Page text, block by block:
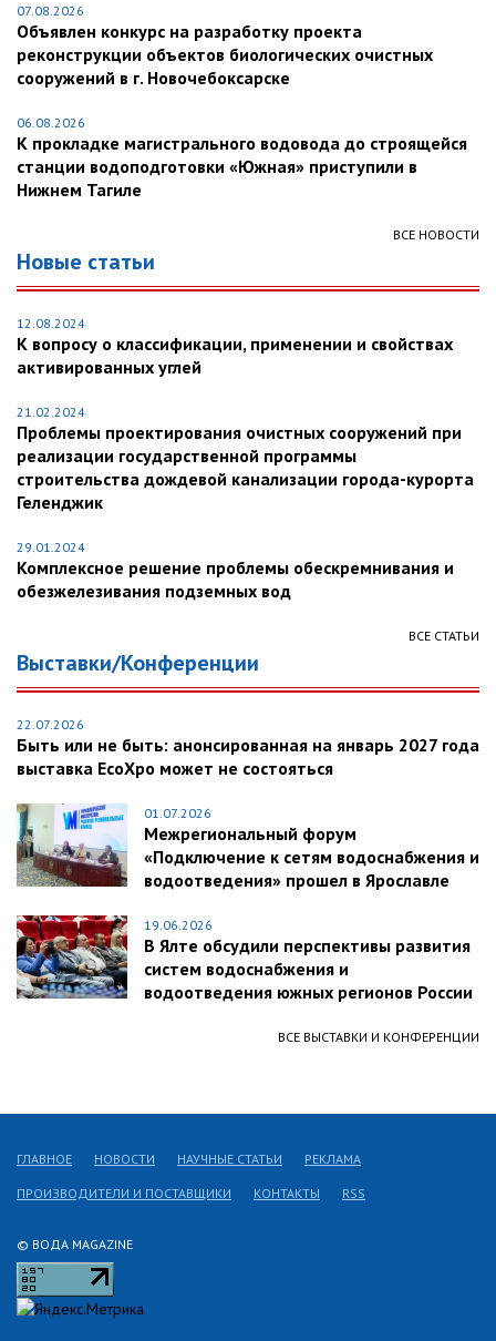
07.08.2026
Объявлен конкурс на разработку проекта
реконструкции объектов биологических очистных
сооружений в г. Новочебоксарске
06.08.2026
К прокладке магистрального водовода до строящейся
станции водоподготовки «Южная» приступили в
Нижнем Тагиле
ВСЕ НОВОСТИ
Новые статьи
12.08.2024
К вопросу о классификации, применении и свойствах
активированных углей
21.02.2024
Проблемы проектирования очистных сооружений при
реализации государственной программы
строительства дождевой канализации города-курорта
Геленджик
29.01.2024
Комплексное решение проблемы обескремнивания и
обезжелезивания подземных вод
ВСЕ СТАТЬИ
Выставки/Конференции
22.07.2026
Быть или не быть: анонсированная на январь 2027 года
выставка EcoXpo может не состояться
01.07.2026
Межрегиональный форум
«Подключение к сетям водоснабжения и
водоотведения» прошел в Ярославле
19.06.2026
В Ялте обсудили перспективы развития
систем водоснабжения и
водоотведения южных регионов России
ВСЕ ВЫСТАВКИ И КОНФЕРЕНЦИИ
© ВОДА MAGAZINE
ГЛАВНОЕ НОВОСТИ НАУЧНЫЕ СТАТЬИ РЕКЛАМА
ПРОИЗВОДИТЕЛИ И ПОСТАВЩИКИ КОНТАКТЫ RSS